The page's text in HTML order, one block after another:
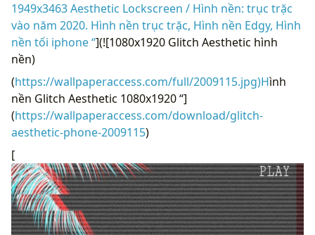
1949x3463 Aesthetic Lockscreen / Hình nền: trục trặc
vào năm 2020. Hình nền trục trặc, Hình nền Edgy, Hình
nền tối iphone “](![1080x1920 Glitch Aesthetic hình
nền)
(https://wallpaperaccess.com/full/2009115.jpg)Hình
nền Glitch Aesthetic 1080x1920 “]
(https://wallpaperaccess.com/download/glitch-
aesthetic-phone-2009115)
[